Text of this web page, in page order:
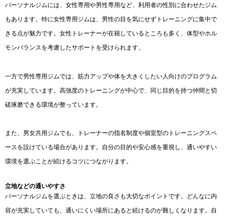
パーソナルジムには、女性専用や男性専用など、利用者の性別に合わせたジム
もあります。特に女性専用ジムは、男性の目を気にせずトレーニングに集中で
きる点が魅力です。女性トレーナーが在籍しているところも多く、体型やホル
モンバランスを考慮したサポートを受けられます。
一方で男性専用ジムでは、筋力アップや体を大きくしたい人向けのプログラム
が充実しています。高強度のトレーニングが中心で、同じ目的を持つ仲間と切
磋琢磨できる環境が整っています。
また、男女共用ジムでも、トレーナーの指名制度や個室型のトレーニングスペ
ースを設けている場合があります。自分の目的や安心感を重視し、通いやすい
環境を選ぶことが続けるコツにつながります。
立地などの通いやすさ
パーソナルジムを選ぶときは、立地の良さも大切なポイントです。どんなに内
容が充実していても、通いにくい場所にあると続けるのが難しくなります。自